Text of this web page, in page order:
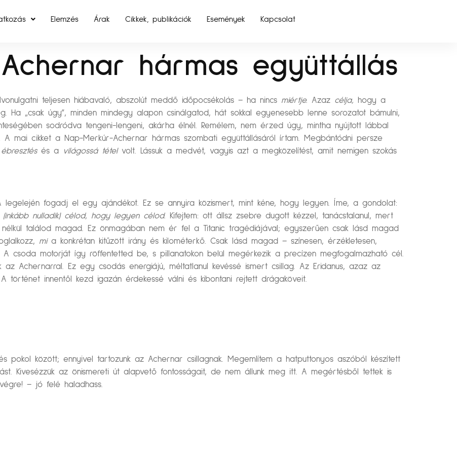
Elemzés Árak Cikkek, publikációk Események Kapcsolat
hármas együttállás
teljesen hiábavaló, abszolút meddő időpocsékolás – ha nincs miértje. Azaz célja, hogy a
Ha „csak úgy”, minden mindegy alapon csinálgatod, hát sokkal egyenesebb lenne sorozatot bámulni,
sodródva tengeni-lengeni, akárha élnél. Remélem, nem érzed úgy, mintha nyújtott lábbal
mai cikket a Nap-Merkúr-Achernar hármas szombati együttállásáról írtam. Megbántódni persze
ébresztésés a világossá tételvolt. Lássuk a medvét, vagyis azt a megközelítést, amit nemigen szokás
fogadj el egy ajándékot. Ez se annyira közismert, mint kéne, hogy legyen. Íme, a gondolat:
nulladik) célod, hogy legyen célod. Kifejtem: ott állsz zsebre dugott kézzel, tanácstalanul, mert
találod magad. Ez önmagában nem ér fel a Titanic tragédiájával; egyszerűen csak lásd magad
mia konkrétan kitűzött irány és kilométerkő. Csak lásd magad – színesen, érzékletesen,
csoda motorját így röffentetted be, s pillanatokon belül megérkezik a precízen megfogalmazható cél.
az Achernarral. Ez egy csodás energiájú, méltatlanul kevéssé ismert csillag. Az Eridanus, azaz az
történet innentől kezd igazán érdekessé válni és kibontani rejtett drágaköveit.
pokol között; ennyivel tartozunk az Achernar csillagnak. Megemlítem a hatputtonyos aszóból készített
Kivesézzük az önismereti út alapvető fontosságait, de nem állunk meg itt. A megértésből tettek is
– jó felé haladhass.